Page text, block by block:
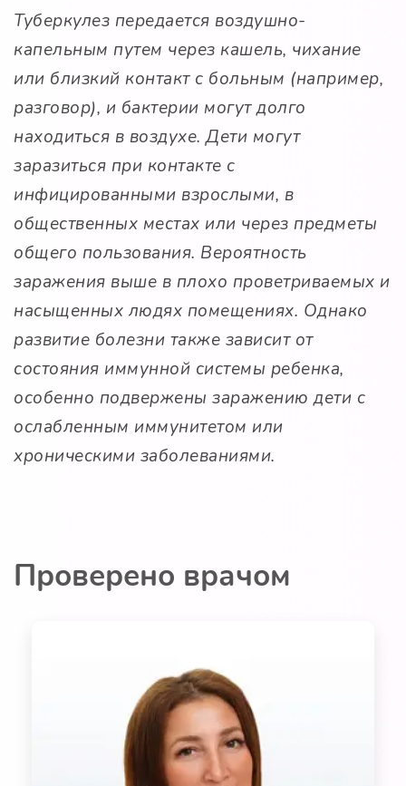
Туберкулез передается воздушно-
капельным путем через кашель, чихание
или близкий контакт с больным (например,
разговор), и бактерии могут долго
находиться в воздухе. Дети могут
заразиться при контакте с
инфицированными взрослыми, в
общественных местах или через предметы
общего пользования. Вероятность
заражения выше в плохо проветриваемых и
насыщенных людях помещениях. Однако
развитие болезни также зависит от
состояния иммунной системы ребенка,
особенно подвержены заражению дети с
ослабленным иммунитетом или
хроническими заболеваниями.
Проверено врачом